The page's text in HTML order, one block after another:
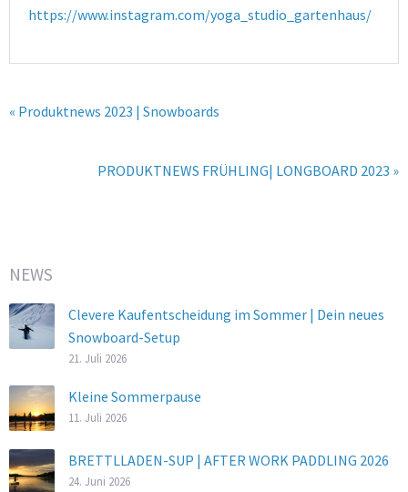
https://www.instagram.com/yoga_studio_gartenhaus/
« Produktnews 2023 | Snowboards
PRODUKTNEWS FRÜHLING| LONGBOARD 2023 »
NEWS
Clevere Kaufentscheidung im Sommer | Dein neues
Snowboard-Setup
21. Juli 2026
Kleine Sommerpause
11. Juli 2026
BRETTLLADEN-SUP | AFTER WORK PADDLING 2026
24. Juni 2026